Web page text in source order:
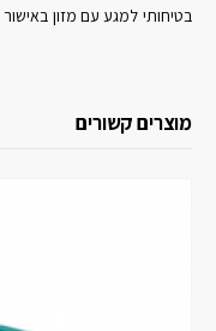
בטיחותי למגע עם מזון
מוצרים קשורים